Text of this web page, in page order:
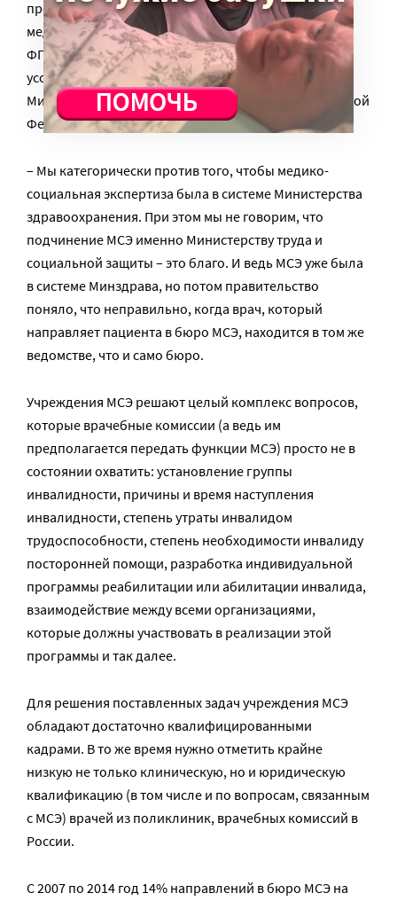
профессор, заведующий кафедрой неврологии,
медико-социальной экспертизы и реабилитации
ФГБОУ ДПО «Санкт-Петербургский институт
усовершенствования врачей-экспертов»
Министерства труда и социальной защиты Российской
Федерации
– Мы категорически против того, чтобы медико-
социальная экспертиза была в системе Министерства
здравоохранения. При этом мы не говорим, что
подчинение МСЭ именно Министерству труда и
социальной защиты – это благо. И ведь МСЭ уже была
в системе Минздрава, но потом правительство
поняло, что неправильно, когда врач, который
направляет пациента в бюро МСЭ, находится в том же
ведомстве, что и само бюро.
Учреждения МСЭ решают целый комплекс вопросов,
которые врачебные комиссии (а ведь им
предполагается передать функции МСЭ) просто не в
состоянии охватить: установление группы
инвалидности, причины и время наступления
инвалидности, степень утраты инвалидом
трудоспособности, степень необходимости инвалиду
посторонней помощи, разработка индивидуальной
программы реабилитации или абилитации инвалида,
взаимодействие между всеми организациями,
которые должны участвовать в реализации этой
программы и так далее.
Для решения поставленных задач учреждения МСЭ
обладают достаточно квалифицированными
кадрами. В то же время нужно отметить крайне
низкую не только клиническую, но и юридическую
квалификацию (в том числе и по вопросам, связанным
с МСЭ) врачей из поликлиник, врачебных комиссий в
России.
С 2007 по 2014 год 14% направлений в бюро МСЭ на